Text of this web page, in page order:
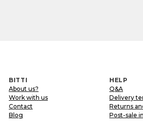
BITTI
About us?
Work with us
Contact
Blog
HELP
Q&A
Delivery
Returns
Post-sale